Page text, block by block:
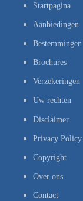
Startpagina
Aanbiedingen
Bestemmingen
Brochures
Verzekeringen
Uw rechten
Disclaimer
Privacy Policy
Copyright
Over ons
Contact